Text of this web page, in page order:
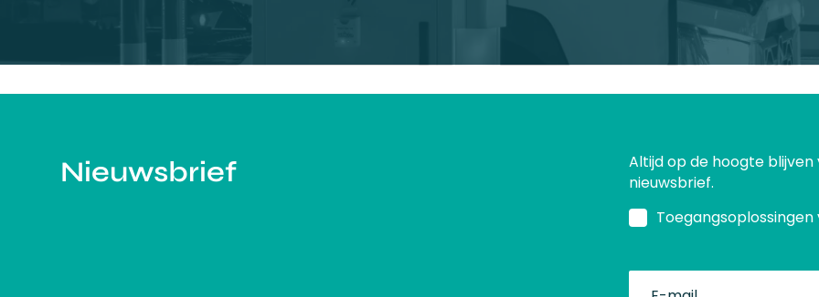
Nieuwsbrief
Altijd op de hoogte
nieuwsbrief.